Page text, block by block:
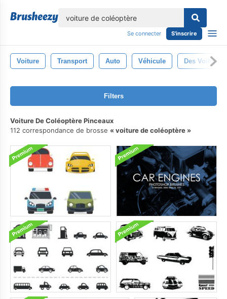
Se connecter S'inscrire
Voiture Transport Auto Véhicule Des Voitures
Filters
Voiture De Coléoptère Pinceaux
112 correspondance de brosse
voiture de coléoptère